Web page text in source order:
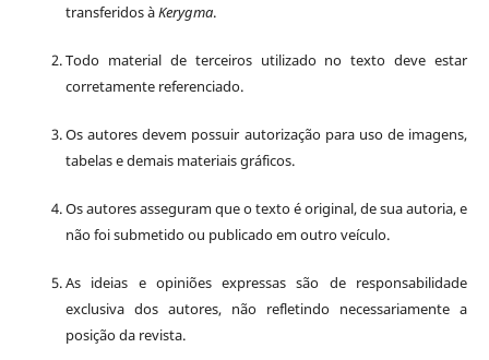
transferidos àKerygma.
Todo material de terceiros utilizado no texto deve estar
corretamente referenciado.
Os autores devem possuir autorização para uso de imagens,
tabelas e demais materiais gráficos.
Os autores asseguram que o texto é original, de sua autoria, e
não foi submetido ou publicado em outro veículo.
As ideias e opiniões expressas são de responsabilidade
exclusiva dos autores, não refletindo necessariamente a
posição da revista.